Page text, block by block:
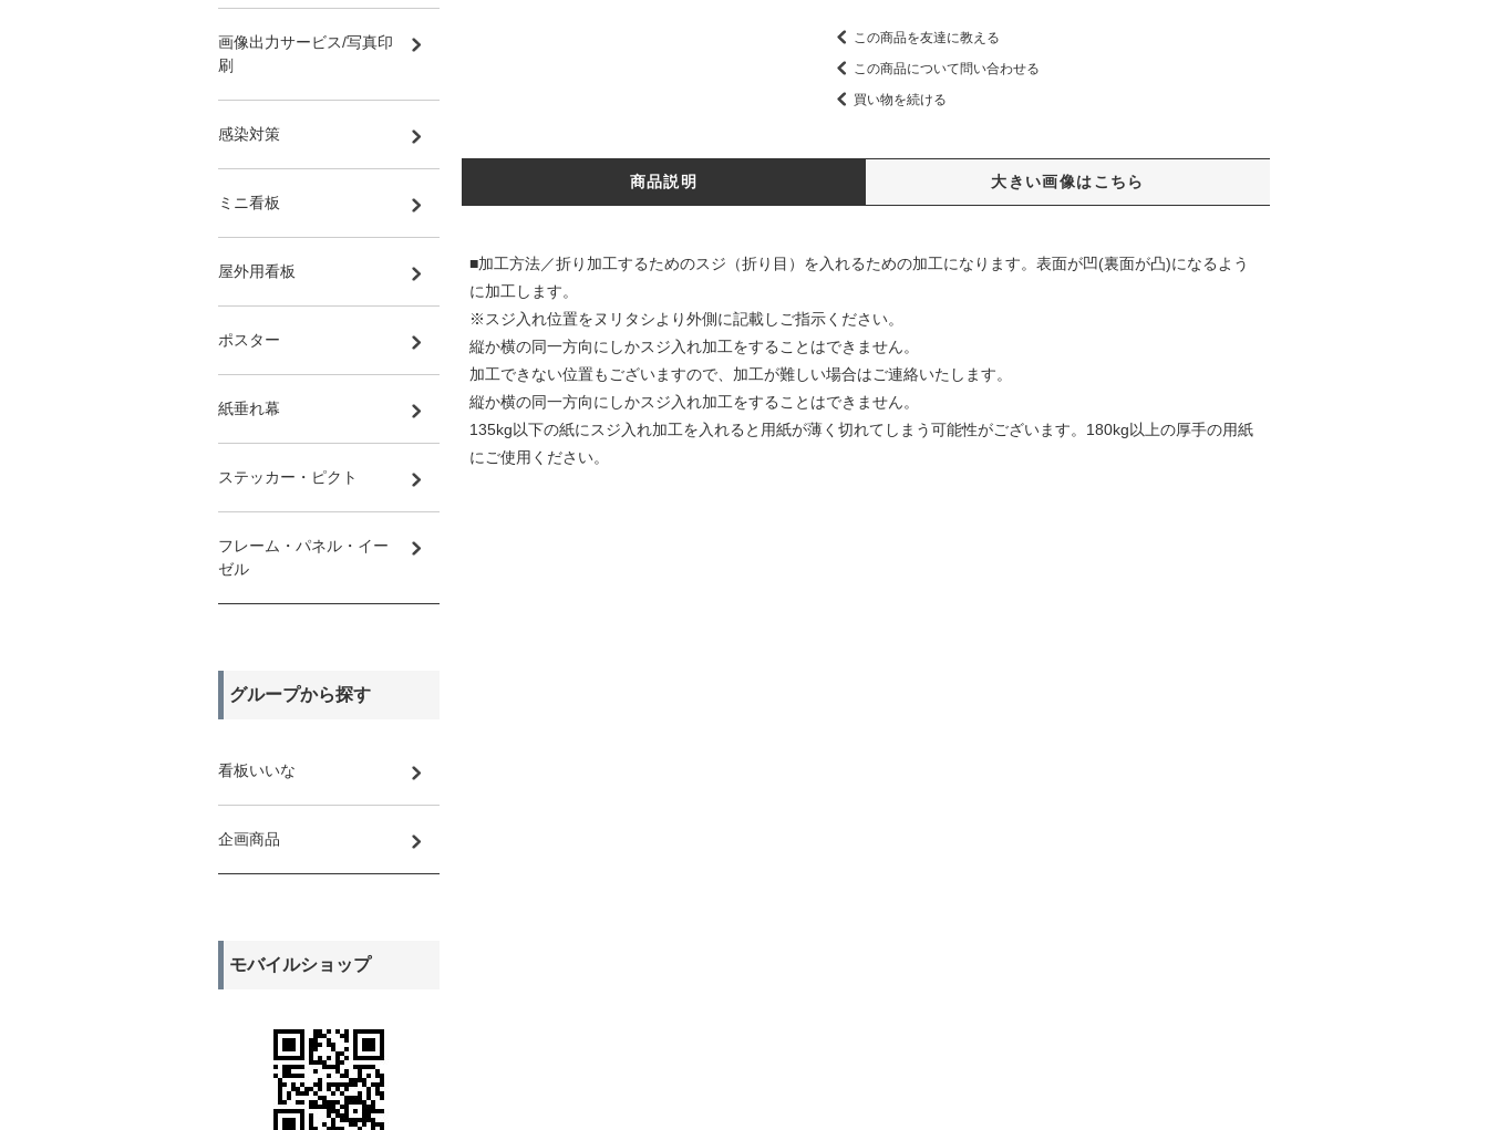
この商品を友達に教える
この商品について問い合わせる
買い物を続ける
商品説明 大きい画像はこちら
■加工方法／折り加工するためのスジ（折り目）を入れるための加工になります。表面が凹(裏面が凸)になるよう
に加工します。
※スジ入れ位置をヌリタシより外側に記載しご指示ください。
縦か横の同一方向にしかスジ入れ加工をすることはできません。
加工できない位置もございますので、加工が難しい場合はご連絡いたします。
縦か横の同一方向にしかスジ入れ加工をすることはできません。
135kg以下の紙にスジ入れ加工を入れると用紙が薄く切れてしまう可能性がございます。180kg以上の厚手の用紙
にご使用ください。
画像出力サービス/写真印
刷
感染対策
ミニ看板
屋外用看板
ポスター
紙垂れ幕
ステッカー・ピクト
フレーム・パネル・イー
ゼル
グループから探す
看板いいな
企画商品
モバイルショップ